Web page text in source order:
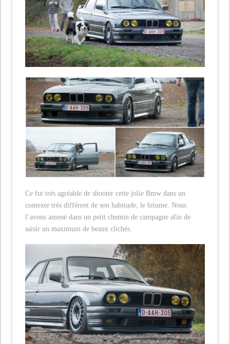
Ce fut très agréable de shooter cette jolie Bmw dans un
contexte très différent de son habitude, le bitume. Nous
l’avons amené dans un petit chemin de campagne afin de
saisir un maximum de beaux clichés.